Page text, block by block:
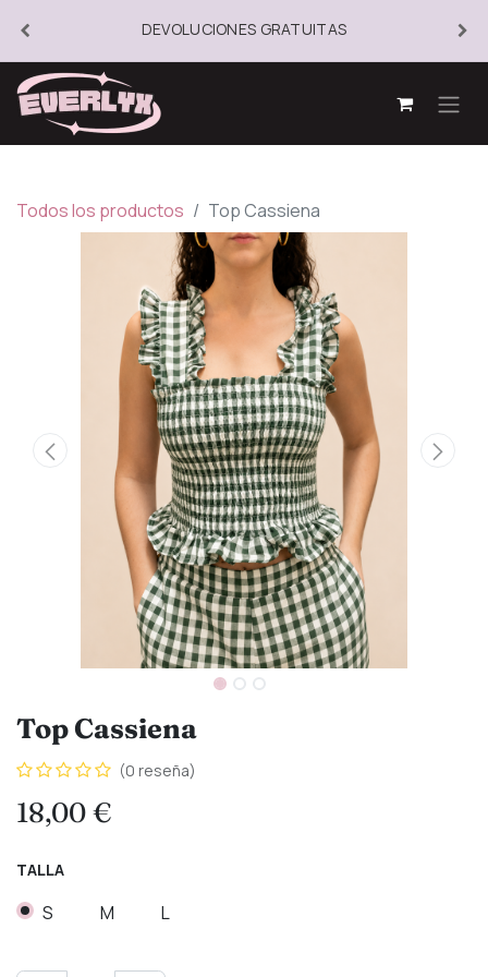
DEVOLUCIONES GRATUITAS
Todos los productos Top Cassiena
Top Cassiena
(0 reseña)
18,00€
TALLA
S M L